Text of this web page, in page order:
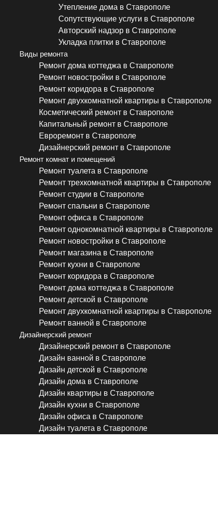
Утепление дома в Ставрополе
Сопутствующие услуги в Ставрополе
Авторский надзор в Ставрополе
Укладка плитки в Ставрополе
Виды ремонта
Ремонт дома коттеджа в Ставрополе
Ремонт новостройки в Ставрополе
Ремонт коридора в Ставрополе
Ремонт двухкомнатной квартиры в Ставрополе
Косметический ремонт в Ставрополе
Капитальный ремонт в Ставрополе
Евроремонт в Ставрополе
Дизайнерский ремонт в Ставрополе
Ремонт комнат и помещений
Ремонт туалета в Ставрополе
Ремонт трехкомнатной квартиры в Ставрополе
Ремонт студии в Ставрополе
Ремонт спальни в Ставрополе
Ремонт офиса в Ставрополе
Ремонт однокомнатной квартиры в Ставрополе
Ремонт новостройки в Ставрополе
Ремонт магазина в Ставрополе
Ремонт кухни в Ставрополе
Ремонт коридора в Ставрополе
Ремонт дома коттеджа в Ставрополе
Ремонт детской в Ставрополе
Ремонт двухкомнатной квартиры в Ставрополе
Ремонт ванной в Ставрополе
Дизайнерский ремонт
Дизайнерский ремонт в Ставрополе
Дизайн ванной в Ставрополе
Дизайн детской в Ставрополе
Дизайн дома в Ставрополе
Дизайн квартиры в Ставрополе
Дизайн кухни в Ставрополе
Дизайн офиса в Ставрополе
Дизайн туалета в Ставрополе